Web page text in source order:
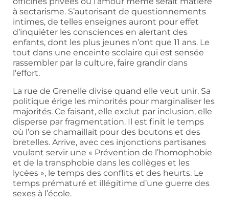
à sectarisme. S’autorisant de questionnements
intimes, de telles enseignes auront pour effet
d’inquiéter les consciences en alertant des
enfants, dont les plus jeunes n’ont que 11 ans. Le
tout dans une enceinte scolaire qui est sensée
rassembler par la culture, faire grandir dans
l’effort.
La rue de Grenelle divise quand elle veut unir. Sa
politique érige les minorités pour marginaliser les
majorités. Ce faisant, elle exclut par inclusion, elle
disperse par fragmentation. Il est finit le temps
où l’on se chamaillait pour des boutons et des
bretelles. Arrive, avec ces injonctions partisanes
voulant servir une « Prévention de l’homophobie
et de la transphobie dans les collèges et les
lycées », le temps des conflits et des heurts. Le
temps prématuré et illégitime d’une guerre des
sexes à l’école.